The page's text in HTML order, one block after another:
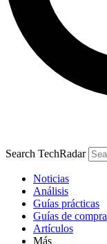
Search TechRadar
Noticias
Análisis
Guías prácticas
Guías de compra
Artículos
Más